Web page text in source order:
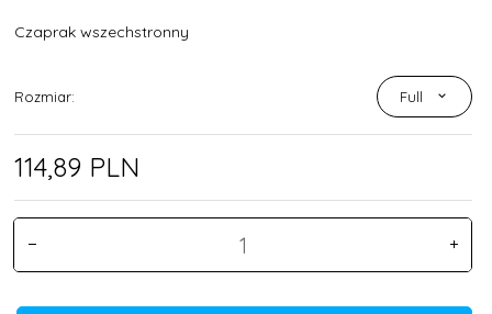
Czaprak wszechstronny
Rozmiar: Full
114,89 PLN